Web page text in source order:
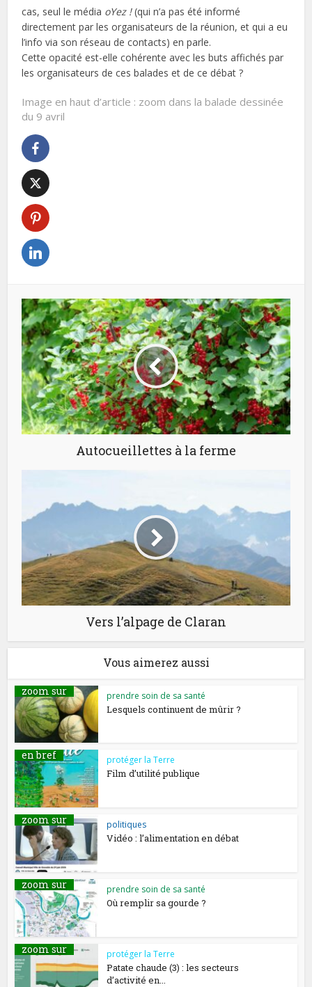
cas, seul le média oYez !(qui n’a pas été informé
directement par les organisateurs de la réunion, et qui a eu
l’info via son réseau de contacts) en parle.
Cette opacité est-elle cohérente avec les buts affichés par
les organisateurs de ces balades et de ce débat ?
Image en haut d’article : zoom dans la balade dessinée
du 9 avril
Autocueillettes à la ferme
Vers l’alpage de Claran
Vous aimerez aussi
zoom sur prendre soin de sa santé
Lesquels continuent de mûrir ?
en bref protéger la Terre
Film d’utilité publique
zoom sur politiques
Vidéo : l’alimentation en débat
zoom sur prendre soin de sa santé
Où remplir sa gourde ?
zoom sur protéger la Terre
Patate chaude (3) : les secteurs
d’activité en...